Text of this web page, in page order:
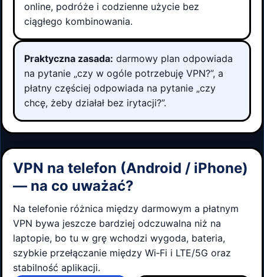
online, podróże i codzienne użycie bez
ciągłego kombinowania.
Praktyczna zasada: darmowy plan odpowiada
na pytanie „czy w ogóle potrzebuję VPN?”, a
płatny częściej odpowiada na pytanie „czy
chcę, żeby działał bez irytacji?”.
VPN na telefon (Android / iPhone)
— na co uważać?
Na telefonie różnica między darmowym a płatnym
VPN bywa jeszcze bardziej odczuwalna niż na
laptopie, bo tu w grę wchodzi wygoda, bateria,
szybkie przełączanie między Wi‑Fi i LTE/5G oraz
stabilność aplikacji.